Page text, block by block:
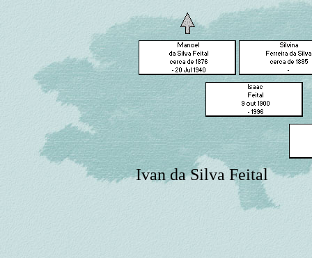
Ivan da Silva Feital